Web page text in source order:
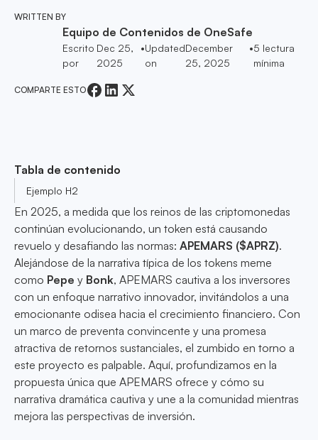
WRITTEN BY
Equipo de Contenidos de OneSafe
Escrito
por
Dec 25,
2025
•Updated
on
December
25, 2025
•5 lectura
mínima
COMPARTE ESTO
Tabla de contenido
Ejemplo H2
En 2025, a medida que los reinos de las criptomonedas
continúan evolucionando, un token está causando
revuelo y desafiando las normas: APEMARS ($APRZ).
Alejándose de la narrativa típica de los tokens meme
como Pepe y Bonk, APEMARS cautiva a los inversores
con un enfoque narrativo innovador, invitándolos a una
emocionante odisea hacia el crecimiento financiero. Con
un marco de preventa convincente y una promesa
atractiva de retornos sustanciales, el zumbido en torno a
este proyecto es palpable. Aquí, profundizamos en la
propuesta única que APEMARS ofrece y cómo su
narrativa dramática cautiva y une a la comunidad mientras
mejora las perspectivas de inversión.